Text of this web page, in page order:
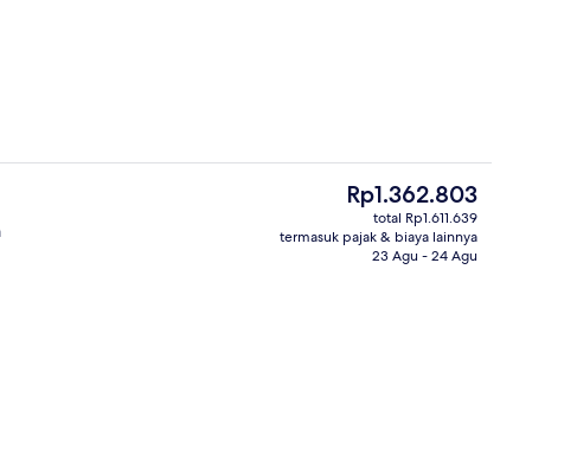
Melayani sarapan
Harga
saat
ini
Rp1.362.803
Rp1.362.803
total Rp1.611.639
termasuk pajak & biaya lainnya
23 Agu - 24 Agu